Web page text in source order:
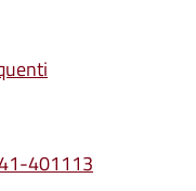
401113